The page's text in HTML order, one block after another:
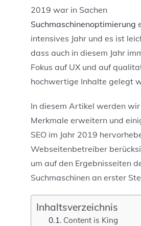
2019 war in Sachen
Suchmaschinenoptimierung
intensives Jahr und es ist
dass auch in diesem Jahr
Fokus auf UX und auf
hochwertige Inhalte gelegt
In diesem Artikel werden
Merkmale erweitern und
SEO im Jahr 2019
Webseitenbetreiber
um auf den Ergebnisseiten
Suchmaschinen an erster
Inhaltsverzeichnis
Content is King